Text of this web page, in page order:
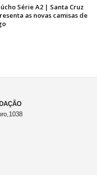
Série A2 | Santa Cruz
as novas camisas de